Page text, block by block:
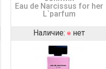
Eau de Narcissus for her
L`parfum
Наличие: нет